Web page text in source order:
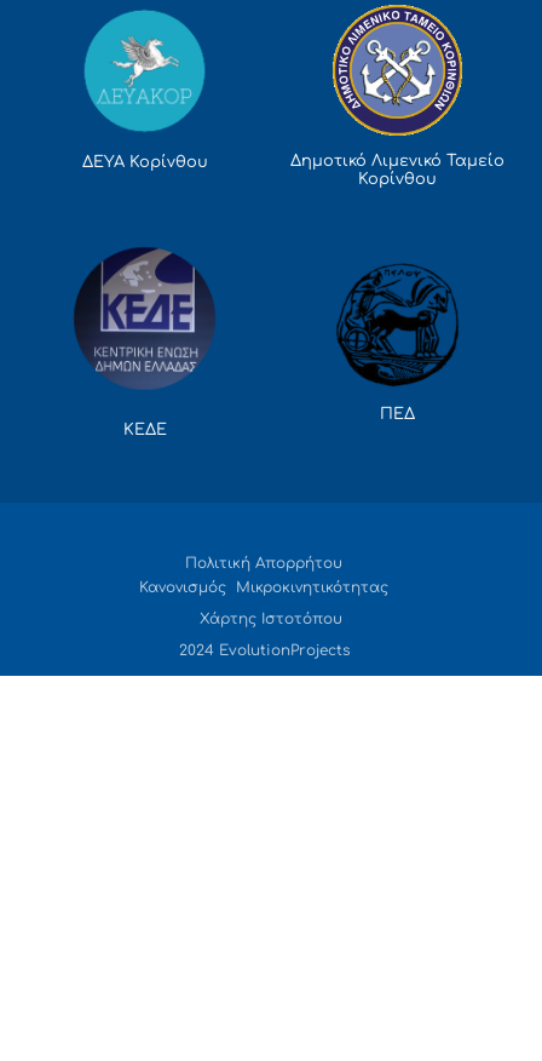
ΔΕΥΑ Κορίνθου
Δημοτικό Λιμενικό Ταμείο
Κορίνθου
ΚΕΔΕ
ΠΕΔ
Πολιτική Απορρήτου
Κανονισμός Μικροκινητικότητας
Χάρτης Ιστοτόπου
2024 EvolutionProjects